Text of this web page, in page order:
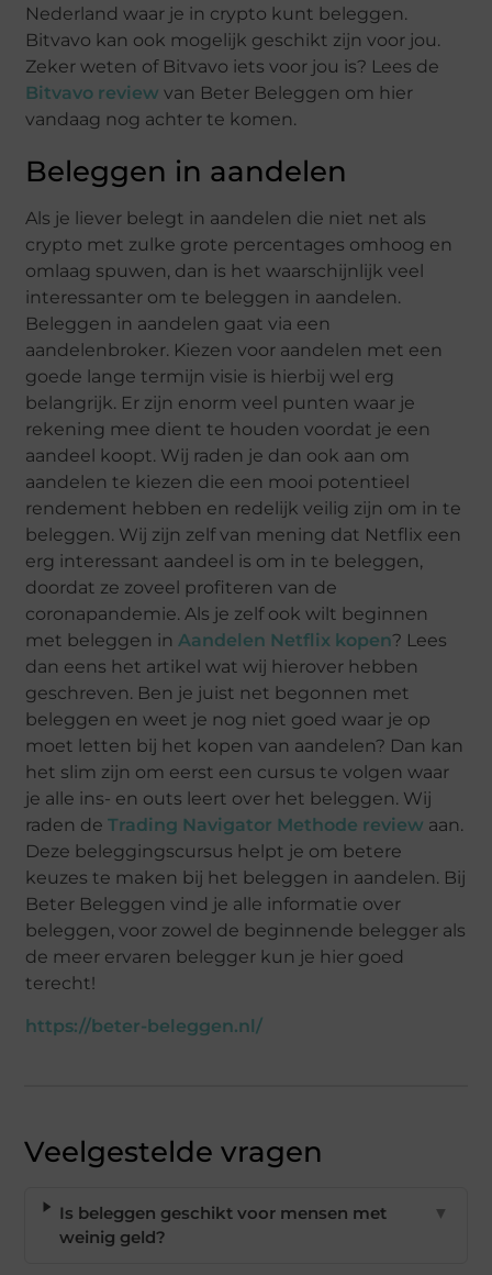
Nederland waar je in crypto kunt beleggen.
Bitvavo kan ook mogelijk geschikt zijn voor jou.
Zeker weten of Bitvavo iets voor jou is? Lees de
Bitvavo review van Beter Beleggen om hier
vandaag nog achter te komen.
Beleggen in aandelen
Als je liever belegt in aandelen die niet net als
crypto met zulke grote percentages omhoog en
omlaag spuwen, dan is het waarschijnlijk veel
interessanter om te beleggen in aandelen.
Beleggen in aandelen gaat via een
aandelenbroker. Kiezen voor aandelen met een
goede lange termijn visie is hierbij wel erg
belangrijk. Er zijn enorm veel punten waar je
rekening mee dient te houden voordat je een
aandeel koopt. Wij raden je dan ook aan om
aandelen te kiezen die een mooi potentieel
rendement hebben en redelijk veilig zijn om in te
beleggen. Wij zijn zelf van mening dat Netflix een
erg interessant aandeel is om in te beleggen,
doordat ze zoveel profiteren van de
coronapandemie. Als je zelf ook wilt beginnen
met beleggen inAandelen Netflix kopen? Lees
dan eens het artikel wat wij hierover hebben
geschreven. Ben je juist net begonnen met
beleggen en weet je nog niet goed waar je op
moet letten bij het kopen van aandelen? Dan kan
het slim zijn om eerst een cursus te volgen waar
je alle ins- en outs leert over het beleggen. Wij
raden deTrading Navigator Methode review aan.
Deze beleggingscursus helpt je om betere
keuzes te maken bij het beleggen in aandelen. Bij
Beter Beleggen vind je alle informatie over
beleggen, voor zowel de beginnende belegger als
de meer ervaren belegger kun je hier goed
terecht!
https://beter-beleggen.nl/
Veelgestelde vragen
Is beleggen geschikt voor mensen met
weinig geld?
▼